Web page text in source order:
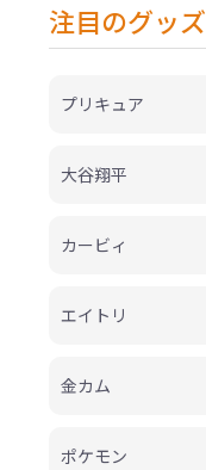
注目のグッズ
プリキュア
大谷翔平
カービィ
エイトリ
金カム
ポケモン